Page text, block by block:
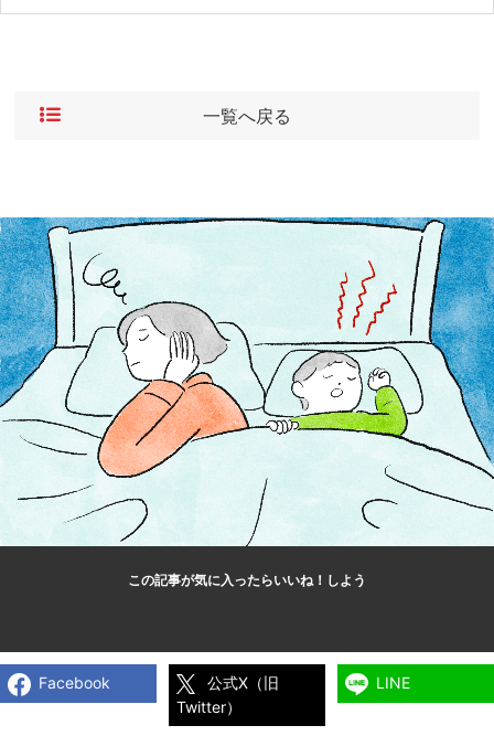
一覧へ戻る
この記事が気に入ったらいいね！しよう
Facebook
公式X（旧
Twitter）
LINE